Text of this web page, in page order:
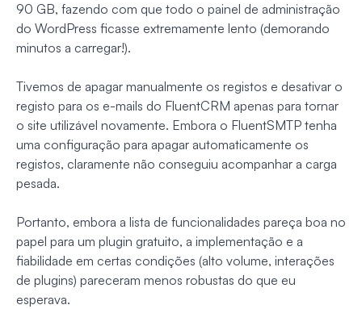
90 GB, fazendo com que todo o painel de administração
do WordPress ficasse extremamente lento (demorando
minutos a carregar!).
Tivemos de apagar manualmente os registos e desativar o
registo para os e-mails do FluentCRM apenas para tornar
o site utilizável novamente. Embora o FluentSMTP tenha
uma configuração para apagar automaticamente os
registos, claramente não conseguiu acompanhar a carga
pesada.
Portanto, embora a lista de funcionalidades pareça boa no
papel para um plugin gratuito, a implementação e a
fiabilidade em certas condições (alto volume, interações
de plugins) pareceram menos robustas do que eu
esperava.